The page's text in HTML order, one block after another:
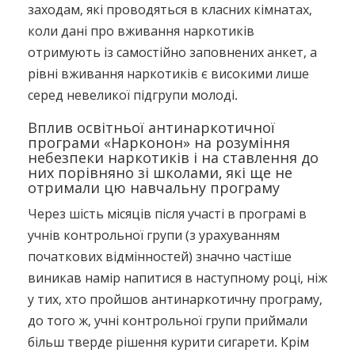
заходам, які проводяться в класних кімнатах,
коли дані про вживання наркотиків
отримують із самостійно заповнених анкет, а
рівні вживання наркотиків є високими лише
серед невеликої підгрупи молоді.
Вплив освітньої антинаркотичної
програми «Нарконон» на розуміння
небезпеки наркотиків і на ставлення до
них порівняно зі школами, які ще не
отримали цю навчальну програму
Через шість місяців після участі в програмі в
учнів контрольної групи (з урахуванням
початкових відмінностей) значно частіше
виникав намір напитися в наступному році, ніж
у тих, хто пройшов антинаркотичну програму,
до того ж, учні контрольної групи приймали
більш тверде рішення курити сигарети. Крім